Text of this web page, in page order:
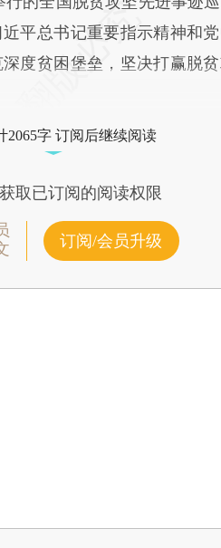
平总书记重要指示精神和
度贫困堡垒，坚决打赢脱
2065字 订阅后继续阅读
取已订阅的阅读权限
订阅/会员升级